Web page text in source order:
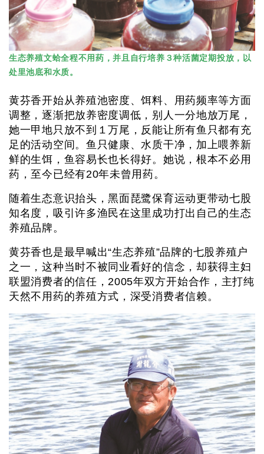
生态养殖文蛤全程不用药，并且自行培养３种活菌定期投放，以
处里池底和水质。
黄芬香开始从养殖池密度、饵料、用药频率等方面
调整，逐渐把放养密度调低，别人一分地放万尾，
她一甲地只放不到１万尾，反能让所有鱼只都有充
足的活动空间。鱼只健康、水质干净，加上喂养新
鲜的生饵，鱼容易长也长得好。她说，根本不必用
药，至今已经有20年未曾用药。
随着生态意识抬头，黑面琵鹭保育运动更带动七股
知名度，吸引许多渔民在这里成功打出自己的生态
养殖品牌。
黄芬香也是最早喊出“生态养殖”品牌的七股养殖户
之一，这种当时不被同业看好的信念，却获得主妇
联盟消费者的信任，2005年双方开始合作，主打纯
天然不用药的养殖方式，深受消费者信赖。